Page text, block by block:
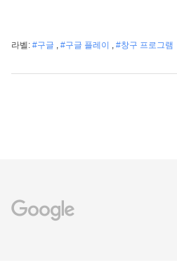
라벨: #구글 #구글 플레이 #창구 프로그램